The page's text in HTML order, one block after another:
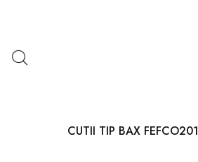
CUTII TIP BAX FEFCO201